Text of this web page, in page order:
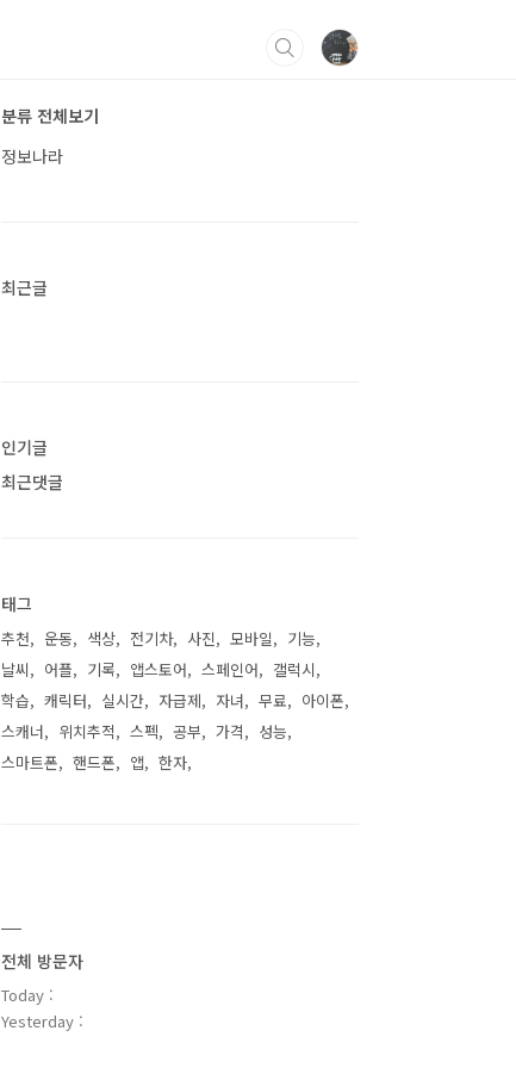
분류 전체보기
정보나라
최근글
인기글
최근댓글
태그
추천 운동 색상 전기차 사진 모바일
기능
날씨
어플 기록 앱스토어 스페인어
갤럭시
학습
캐릭터 실시간 자급제 자녀 무료
아이폰
스캐너
위치추적 스펙 공부 가격
성능
스마트폰
핸드폰 앱 한자
전체 방문자
Today :
Yesterday :